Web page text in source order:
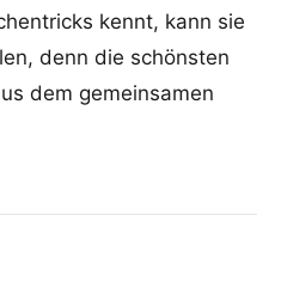
kennt, kann sie
denn die schönsten
dem gemeinsamen